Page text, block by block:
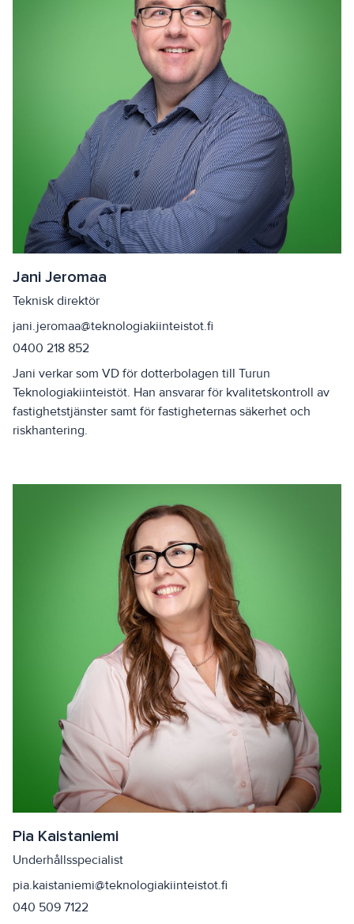
Jani Jeromaa
Teknisk direktör
jani.jeromaa@teknologiakiinteistot.fi
0400 218 852
Jani verkar som VD för dotterbolagen till Turun
Teknologiakiinteistöt. Han ansvarar för kvalitetskontroll av
fastighetstjänster samt för fastigheternas säkerhet och
riskhantering.
Pia Kaistaniemi
Underhållsspecialist
pia.kaistaniemi@teknologiakiinteistot.fi
040 509 7122